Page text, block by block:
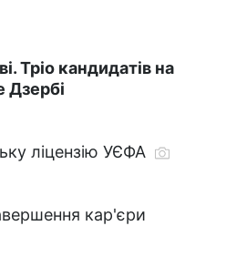
Тріо кандидатів на
Дзербі
ліцензію УЄФА
кар'єри